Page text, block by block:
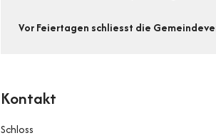
Vor Feiertagen schliesst die
Kontakt
Schloss